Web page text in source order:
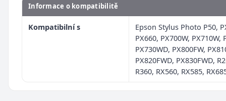
Informace o kompatibilitě
Kompatibilní s
Epson Stylus Photo P50,
PX660, PX700W, PX710W,
PX730WD, PX800FW,
PX820FWD, PX830FWD,
R360, RX560, RX585,